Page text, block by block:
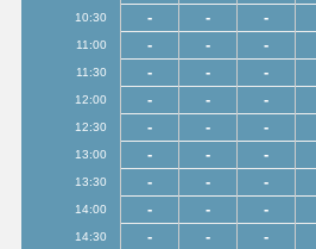
10:30 - - -
11:00 - - -
11:30 - - -
12:00 - - -
12:30 - - -
13:00 - - -
13:30 - - -
14:00 - - -
14:30 - - -